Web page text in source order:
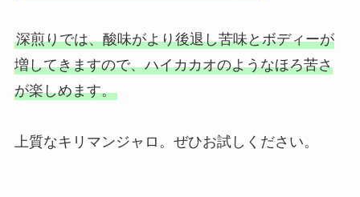
深煎りでは、酸味がより後退し苦味とボディーが
増してきますので、ハイカカオのようなほろ苦さ
が楽しめます。
上質なキリマンジャロ。ぜひお試しください。